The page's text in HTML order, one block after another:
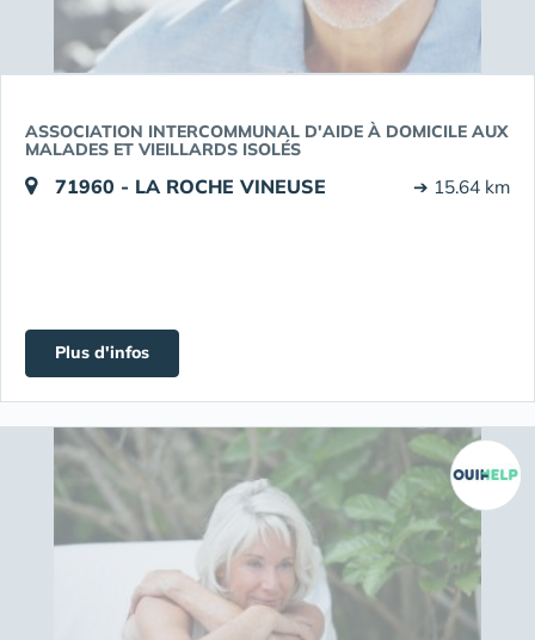
ASSOCIATION INTERCOMMUNAL D'AIDE À DOMICILE AUX
MALADES ET VIEILLARDS ISOLÉS
71960 - LA ROCHE VINEUSE ➔ 15.64 km
Plus d'infos